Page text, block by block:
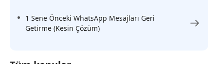
1 Sene Önceki WhatsApp Mesajları Geri
Getirme (Kesin Çözüm)